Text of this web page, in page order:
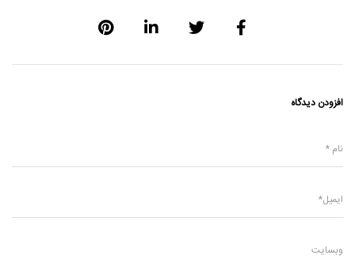
افزودن دیدگاه